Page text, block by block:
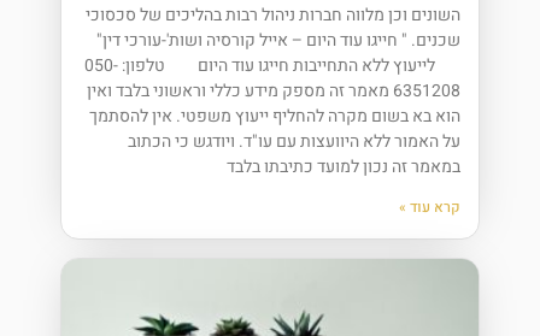
השונים וכן מלווה חברות ניהול רבות בהליכים של סכסוכי
שכנים. " חייגו עוד היום – אייל קורסיה ושות'-עורכי דין"
לייעוץ ללא התחייבות חייגו עוד היום טלפון: 050-
6351208 מאמר זה מספק מידע כללי וראשוני בלבד ואין
הוא בא בשום מקרה להחליף ייעוץ משפטי. אין להסתמך
על האמור ללא היוועצות עם עו"ד. ויודגש כי הכתוב
במאמר זה נכון למועד כתיבתו בלבד
קרא עוד »